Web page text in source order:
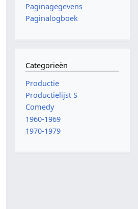
Paginagegevens
Paginalogboek
Categorieën
Productie
Productielijst S
Comedy
1960-1969
1970-1979